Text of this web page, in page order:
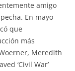
amigo
En mayo
que
más
Meredith
‘Civil War’